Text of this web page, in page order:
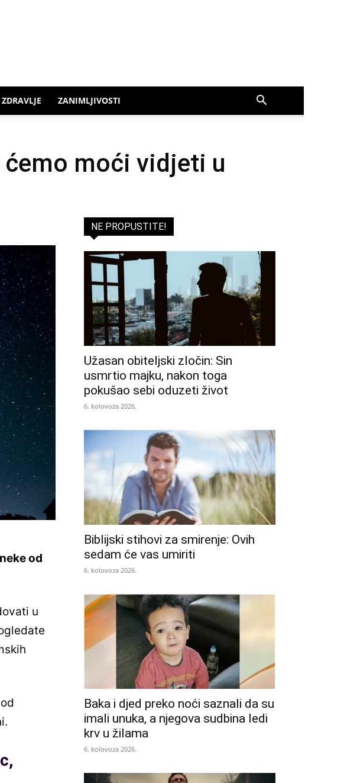
ZDRAVLJE ZANIMLJIVOSTI
moći vidjeti u
od
u
NE PROPUSTITE!
Užasan obiteljski zločin: Sin
usmrtio majku, nakon toga
pokušao sebi oduzeti život
6. kolovoza 2026.
Biblijski stihovi za smirenje: Ovih
sedam će vas umiriti
6. kolovoza 2026.
Baka i djed preko noći saznali da su
imali unuka, a njegova sudbina ledi
krv u žilama
6. kolovoza 2026.